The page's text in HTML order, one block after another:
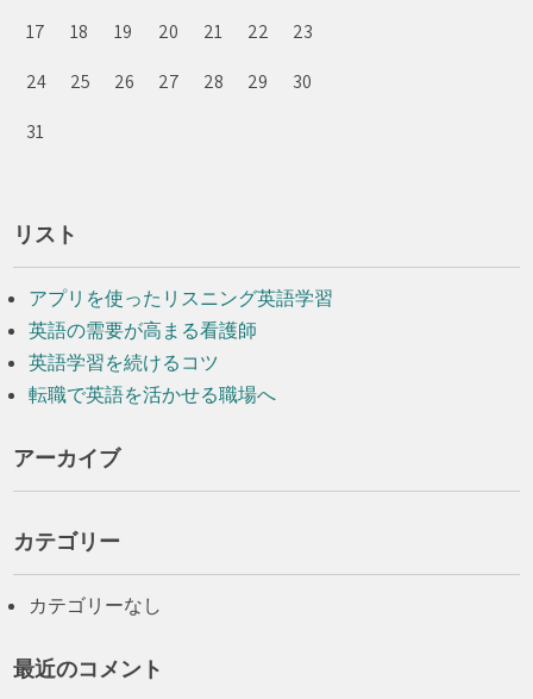
17
18 19 20 21 22
23
24
25 26 27 28 29
30
31
リスト
アプリを使ったリスニング英語学習
英語の需要が高まる看護師
英語学習を続けるコツ
転職で英語を活かせる職場へ
アーカイブ
カテゴリー
カテゴリーなし
最近のコメント